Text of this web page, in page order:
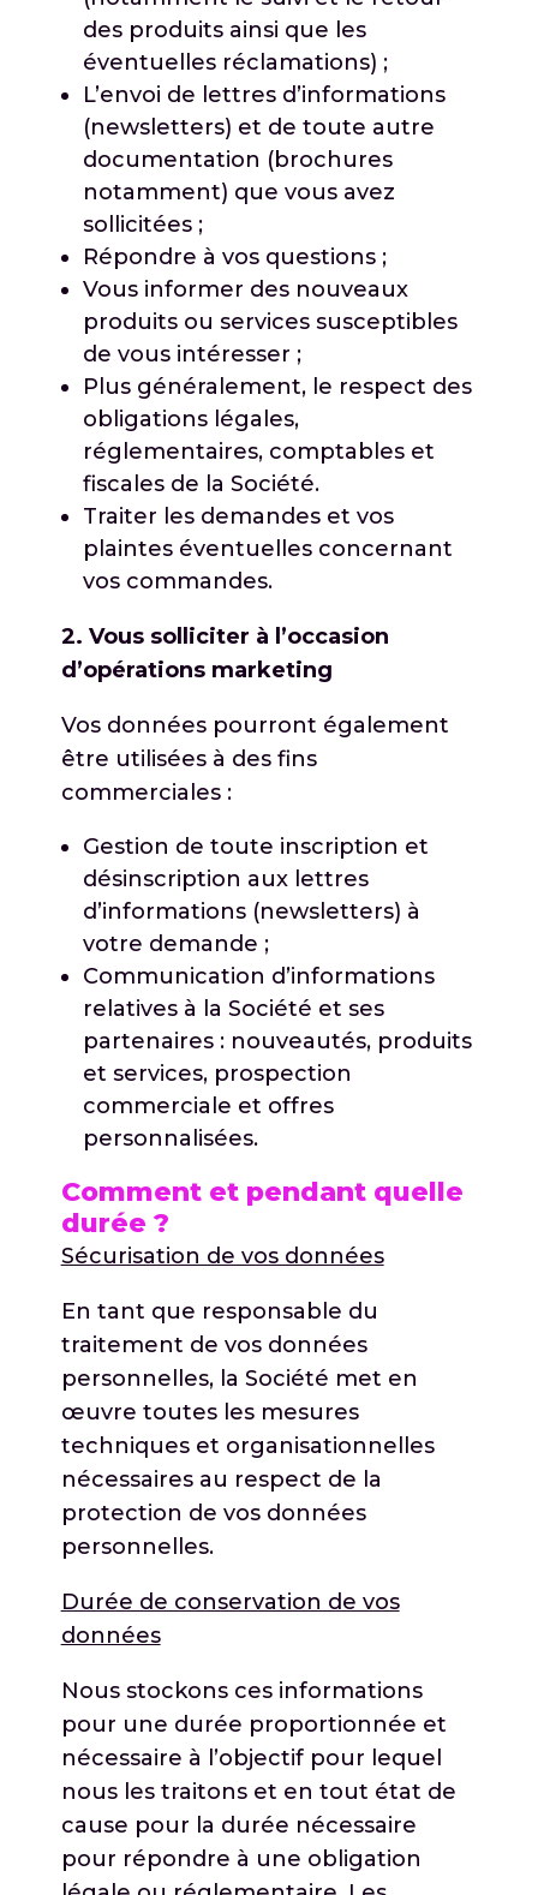
des produits ainsi que les
éventuelles réclamations) ;
L’envoi de lettres d’informations
(newsletters) et de toute autre
documentation (brochures
notamment) que vous avez
sollicitées ;
Répondre à vos questions ;
Vous informer des nouveaux
produits ou services susceptibles
de vous intéresser ;
Plus généralement, le respect des
obligations légales,
réglementaires, comptables et
fiscales de la Société.
Traiter les demandes et vos
plaintes éventuelles concernant
vos commandes.
2. Vous solliciter à l’occasion
d’opérations marketing
Vos données pourront également
être utilisées à des fins
commerciales :
Gestion de toute inscription et
désinscription aux lettres
d’informations (newsletters) à
votre demande ;
Communication d’informations
relatives à la Société et ses
partenaires : nouveautés, produits
et services, prospection
commerciale et offres
personnalisées.
Comment et pendant quelle
durée ?
Sécurisation de vos données
En tant que responsable du
traitement de vos données
personnelles, la Société met en
œuvre toutes les mesures
techniques et organisationnelles
nécessaires au respect de la
protection de vos données
personnelles.
Durée de conservation de vos
données
Nous stockons ces informations
pour une durée proportionnée et
nécessaire à l’objectif pour lequel
nous les traitons et en tout état de
cause pour la durée nécessaire
pour répondre à une obligation